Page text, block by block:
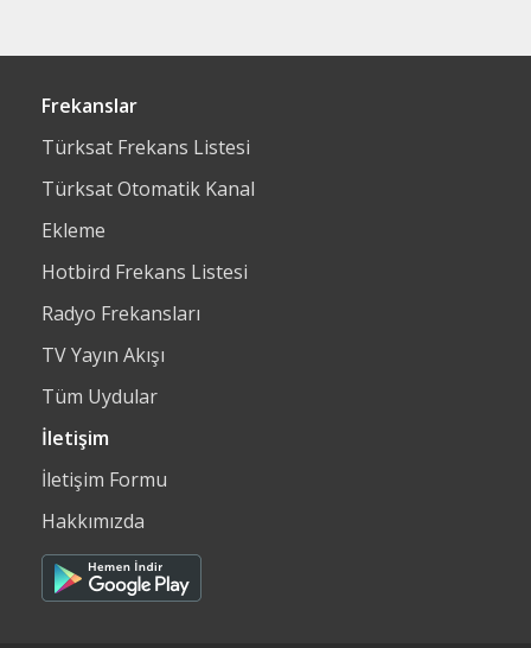
Frekanslar
Türksat Frekans Listesi
Türksat Otomatik Kanal
Ekleme
Hotbird Frekans Listesi
Radyo Frekansları
TV Yayın Akışı
Tüm Uydular
İletişim
İletişim Formu
Hakkımızda